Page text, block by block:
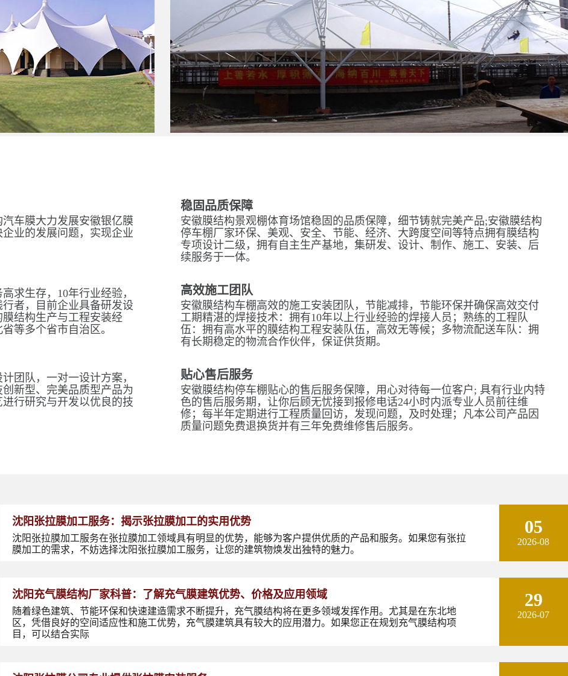
车膜大力发展安徽银亿膜
业的发展问题，实现企业
求生存，10年行业经验，
者，目前企业具备研发设
结构生产与工程安装经
等多个省市自治区。
团队，一对一设计方案，
新型、完美品质型产品为
行研究与开发以优良的技
稳固品质保障
安徽膜结构景观棚体育场馆稳固的品质保障，细节铸就完美产品;安徽膜结构
停车棚厂家环保、美观、安全、节能、经济、大跨度空间等特点拥有膜结构
专项设计二级，拥有自主生产基地，集研发、设计、制作、施工、安装、后
续服务于一体。
高效施工团队
安徽膜结构车棚高效的施工安装团队，节能减排，节能环保并确保高效交付
工期精湛的焊接技术：拥有10年以上行业经验的焊接人员；熟练的工程队
伍：拥有高水平的膜结构工程安装队伍，高效无等候；多物流配送车队：拥
有长期稳定的物流合作伙伴，保证供货期。
贴心售后服务
安徽膜结构停车棚贴心的售后服务保障，用心对待每一位客户; 具有行业内特
色的售后服务期，让你后顾无忧接到报修电话24小时内派专业人员前往维
修；每半年定期进行工程质量回访，发现问题，及时处理；凡本公司产品因
质量问题免费退换货并有三年免费维修售后服务。
沈阳张拉膜加工服务：揭示张拉膜加工的实用优势
沈阳张拉膜加工服务在张拉膜加工领域具有明显的优势，能够为客户提供优质的产品和服务。如果您有张拉
膜加工的需求，不妨选择沈阳张拉膜加工服务，让您的建筑物焕发出独特的魅力。
05
2026-08
沈阳充气膜结构厂家科普：了解充气膜建筑优势、价格及应用领域
随着绿色建筑、节能环保和快速建造需求不断提升，充气膜结构将在更多领域发挥作用。尤其是在东北地
区，凭借良好的空间适应性和施工优势，充气膜建筑具有较大的应用潜力。如果您正在规划充气膜结构项
目，可以结合实际
29
2026-07